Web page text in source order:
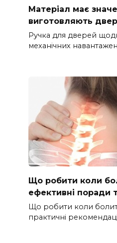
Матеріал має
виготовляють
Ручка для дверей
механічних
Що робити коли
ефективні поради
Що робити коли
практичні